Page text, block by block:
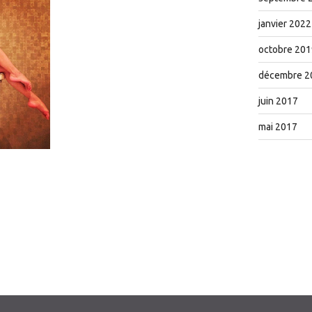
janvier 2022
octobre
décembre
juin 2017
mai 2017